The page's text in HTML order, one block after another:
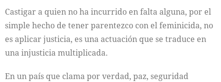
Castigar a quien no ha incurrido en falta alguna, por el
simple hecho de tener parentezco con el feminicida, no
es aplicar justicia, es una actuación que se traduce en
una injusticia multiplicada.
En un país que clama por verdad, paz, seguridad